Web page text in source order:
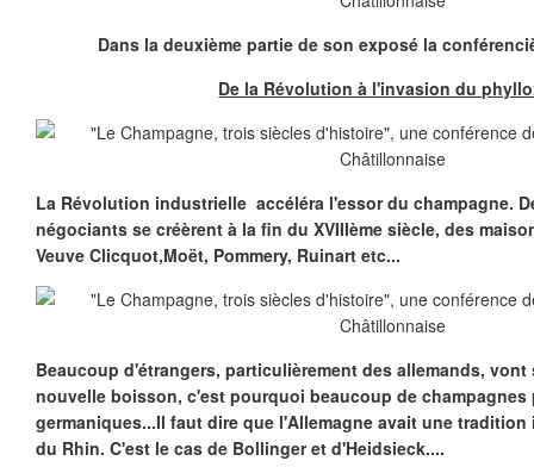
Dans la deuxième partie de son exposé la
De la Révolution à l'invasion du
La Révolution industrielle accéléra l'essor du champagne.
négociants se créèrent à la fin du XVIIIème siècle, des
Veuve Clicquot,Moët, Pommery, Ruinart etc...
Beaucoup d'étrangers, particulièrement des allemands, vont
nouvelle boisson, c'est pourquoi beaucoup de champagnes
germaniques...Il faut dire que l'Allemagne avait une
du Rhin. C'est le cas de Bollinger et d'Heidsieck....